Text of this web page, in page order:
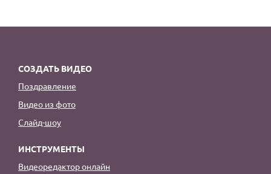
СОЗДАТЬ ВИДЕО
Поздравление
Видео из фото
Слайд-шоу
ИНСТРУМЕНТЫ
Видеоредактор онлайн